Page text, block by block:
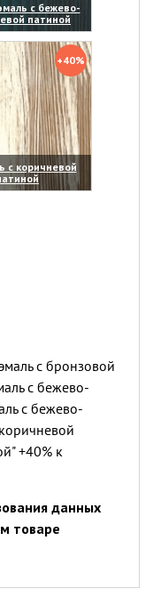
с бежево-
патиной
+40%
с коричневой
с бронзовой
с бежево-
с бежево-
+40% к
данных
товаре